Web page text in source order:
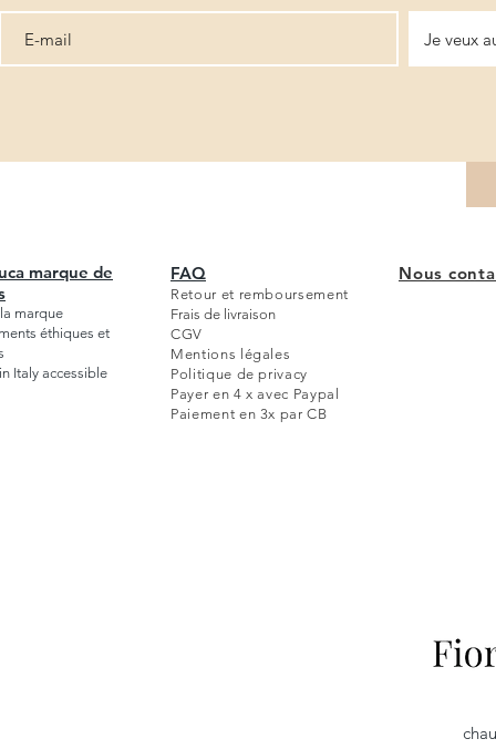
Je veux
marque de
marque
éthiques et
Italy accessible
FAQ
Retour et remboursement
Frais de livraison
CGV
Mentions légales
Politique de privacy
Payer en 4 x avec Paypal
Paiement en 3x par CB
Nous